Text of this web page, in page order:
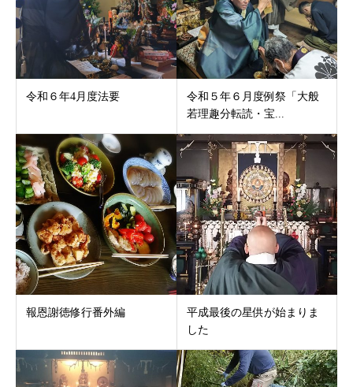
令和６年4月度法要
令和５年６月度例祭「大般
若理趣分転読・宝...
報恩謝徳修行番外編
平成最後の星供が始まりま
した